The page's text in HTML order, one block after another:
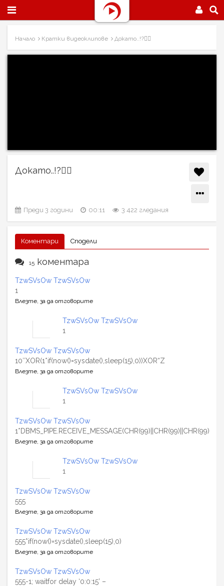
Начало Кратки видеоклипове Докато..!?☝🏼
Докато..!?☝🏼
Преди 3 години 00:11 3 422 гледания
Коментари Сподели
15 коментара
TzwSVsOw TzwSVsOw
1
Влезте, за да отговорите
TzwSVsOw TzwSVsOw
1
TzwSVsOw TzwSVsOw
10″XOR(1*if(now()=sysdate(),sleep(15),0))XOR“Z
Влезте, за да отговорите
TzwSVsOw TzwSVsOw
1
TzwSVsOw TzwSVsOw
1*DBMS_PIPE.RECEIVE_MESSAGE(CHR(99)||CHR(99)||CHR(99),15)
Влезте, за да отговорите
TzwSVsOw TzwSVsOw
1
TzwSVsOw TzwSVsOw
555
Влезте, за да отговорите
TzwSVsOw TzwSVsOw
555*if(now()=sysdate(),sleep(15),0)
Влезте, за да отговорите
TzwSVsOw TzwSVsOw
555-1; waitfor delay ‘0:0:15’ –